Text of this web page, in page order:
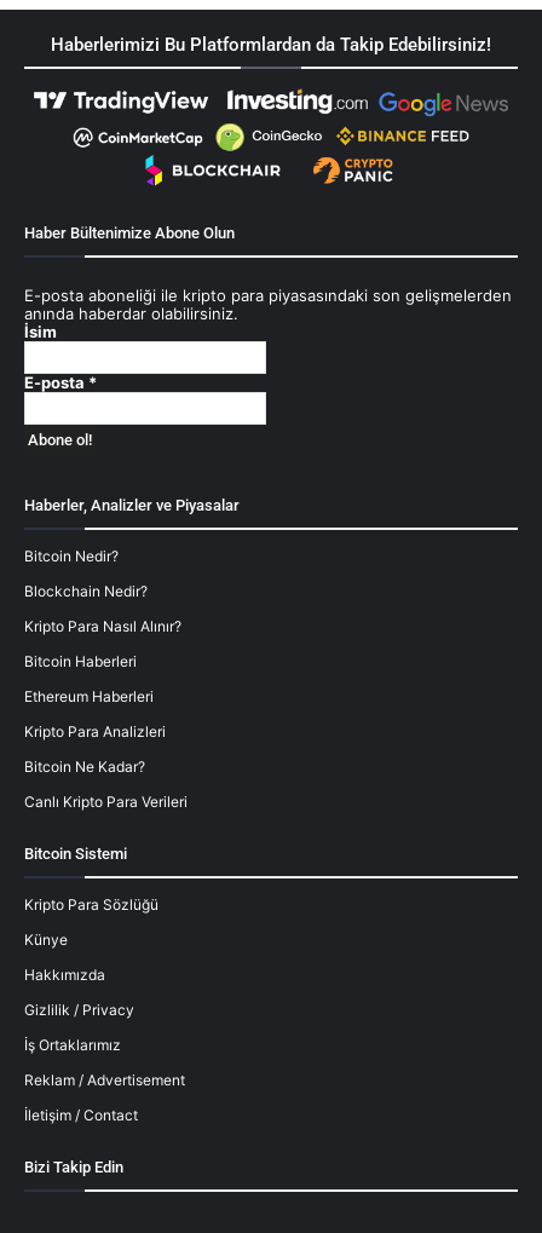
Haberlerimizi Bu Platformlardan da Takip Edebilirsiniz!
Haber Bültenimize Abone Olun
E-posta aboneliği ile kripto para piyasasındaki son gelişmelerden
anında haberdar olabilirsiniz.
İsim
E-posta *
Haberler, Analizler ve Piyasalar
Bitcoin Nedir?
Blockchain Nedir?
Kripto Para Nasıl Alınır?
Bitcoin Haberleri
Ethereum Haberleri
Kripto Para Analizleri
Bitcoin Ne Kadar?
Canlı Kripto Para Verileri
Bitcoin Sistemi
Kripto Para Sözlüğü
Künye
Hakkımızda
Gizlilik / Privacy
İş Ortaklarımız
Reklam / Advertisement
İletişim / Contact
Bizi Takip Edin